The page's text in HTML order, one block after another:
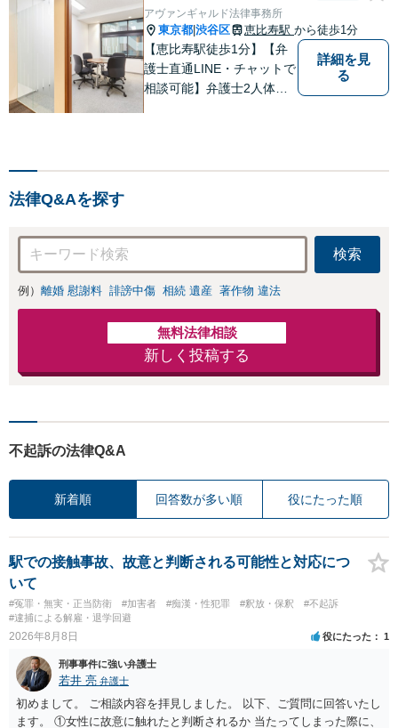
アヴァンギャルド法律事務所
東京都 渋谷区 恵比寿駅 から徒歩1分
【恵比寿駅徒歩1分】【弁
護士直通LINE・チャットで
相談可能】弁護士2人体制
詳細を見
る
法律Q&Aを探す
検索
例） 離婚 慰謝料 誹謗中傷 相続 遺産 著作物 違法
無料法律相談
新しく投稿する
不起訴の法律Q&A
新着順 回答数が多い順 役にたった順
駅での接触事故、故意と判断される可能性と対応につ
いて
#冤罪・無実・正当防衛 #加害者 #痴漢・性犯罪 #釈放・保釈
#不起訴
#逮捕による解雇・退学回避
2026年8月8日 役にたった 1
刑事事件に強い弁護士
若井 亮 弁護士
初めまして。 ご相談内容を拝見しました。 以下、ご質問に回答いたし
ます。 ①女性に故意に触れたと判断されるか 当たってしまった際に、